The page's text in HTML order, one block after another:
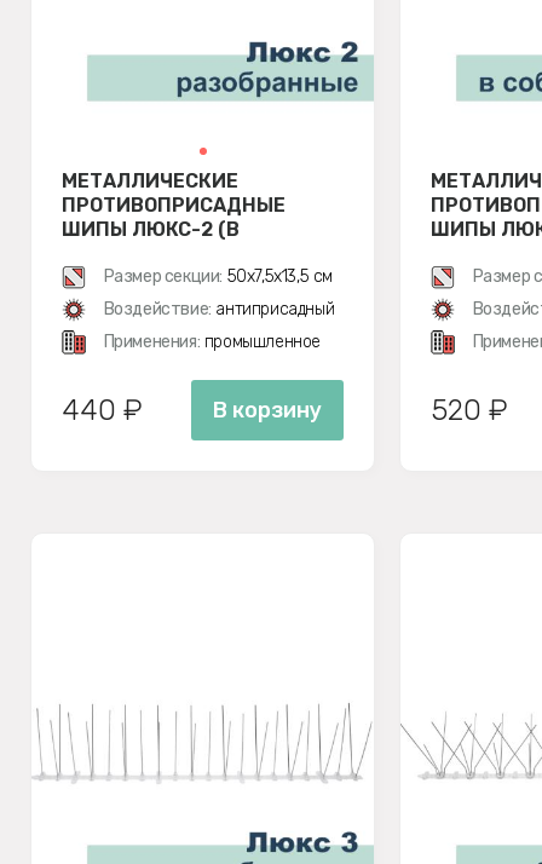
МЕТАЛЛИЧЕСКИЕ
ПРОТИВОПРИСАДНЫЕ
ШИПЫ ЛЮКС-2 (В
Размер секции: 50х7,5х13,5 см
Воздействие: антиприсадный
Применения: промышленное
440 ₽ В корзину
ШИПЫ
Размер
520 ₽